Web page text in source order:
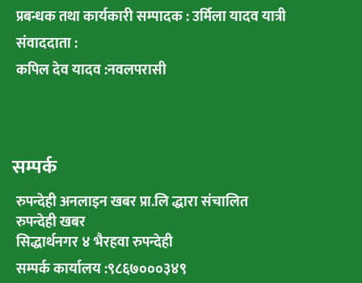
प्रबन्धक तथा कार्यकारी सम्पादक : उर्मिला यादव यात्री
संवाददाता :
कपिल देव यादव :नवलपरासी
सम्पर्क
रुपन्देही अनलाइन खबर प्रा.लि द्धारा संचालित
रुपन्देही खबर
सिद्धार्थनगर ४ भैरहवा रुपन्देही
सम्पर्क कार्यालय :९८६७०००३४९